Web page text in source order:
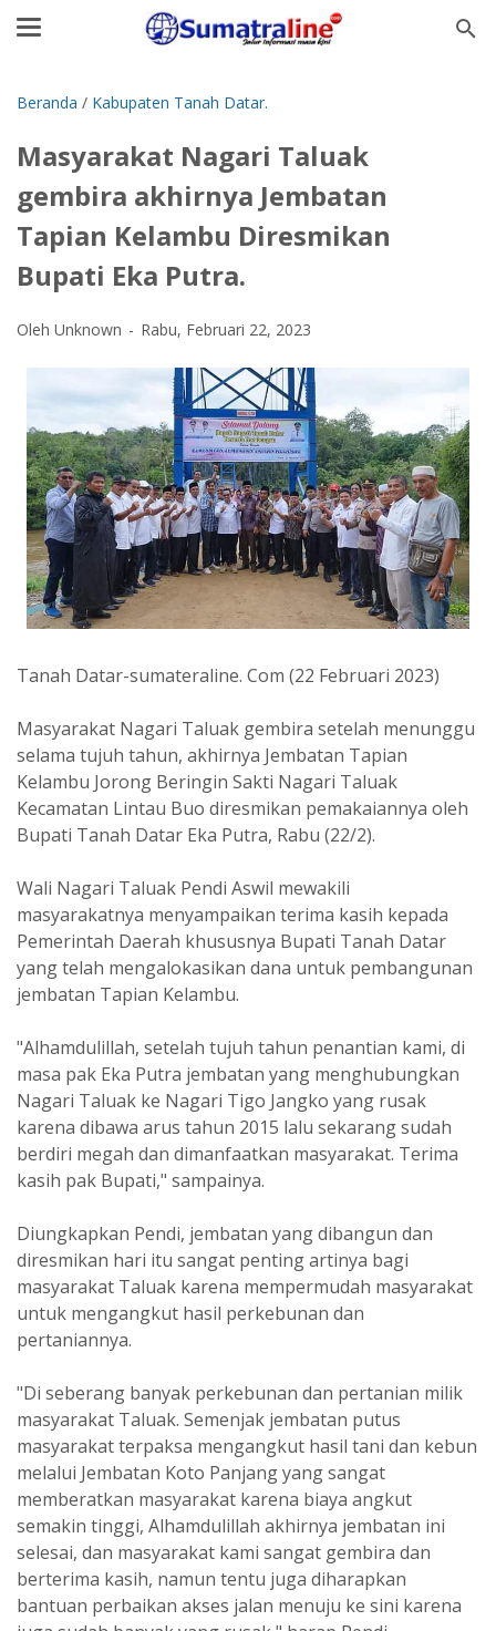
Beranda / Kabupaten Tanah Datar.
Masyarakat Nagari Taluak
gembira akhirnya Jembatan
Tapian Kelambu Diresmikan
Bupati Eka Putra.
Oleh Unknown Rabu, Februari 22, 2023
Tanah Datar-sumateraline. Com (22 Februari 2023)
Masyarakat Nagari Taluak gembira setelah menunggu
selama tujuh tahun, akhirnya Jembatan Tapian
Kelambu Jorong Beringin Sakti Nagari Taluak
Kecamatan Lintau Buo diresmikan pemakaiannya oleh
Bupati Tanah Datar Eka Putra, Rabu (22/2).
Wali Nagari Taluak Pendi Aswil mewakili
masyarakatnya menyampaikan terima kasih kepada
Pemerintah Daerah khususnya Bupati Tanah Datar
yang telah mengalokasikan dana untuk pembangunan
jembatan Tapian Kelambu.
"Alhamdulillah, setelah tujuh tahun penantian kami, di
masa pak Eka Putra jembatan yang menghubungkan
Nagari Taluak ke Nagari Tigo Jangko yang rusak
karena dibawa arus tahun 2015 lalu sekarang sudah
berdiri megah dan dimanfaatkan masyarakat. Terima
kasih pak Bupati," sampainya.
Diungkapkan Pendi, jembatan yang dibangun dan
diresmikan hari itu sangat penting artinya bagi
masyarakat Taluak karena mempermudah masyarakat
untuk mengangkut hasil perkebunan dan
pertaniannya.
"Di seberang banyak perkebunan dan pertanian milik
masyarakat Taluak. Semenjak jembatan putus
masyarakat terpaksa mengangkut hasil tani dan kebun
melalui Jembatan Koto Panjang yang sangat
memberatkan masyarakat karena biaya angkut
semakin tinggi, Alhamdulillah akhirnya jembatan ini
selesai, dan masyarakat kami sangat gembira dan
berterima kasih, namun tentu juga diharapkan
bantuan perbaikan akses jalan menuju ke sini karena